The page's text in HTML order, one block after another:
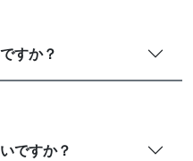
すか？
ですか？